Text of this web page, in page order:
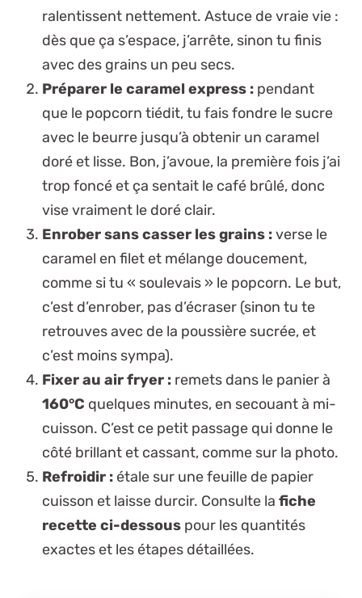
ralentissent nettement. Astuce de vraie vie :
dès que ça s’espace, j’arrête, sinon tu finis
avec des grains un peu secs.
Préparer le caramel express : pendant
que le popcorn tiédit, tu fais fondre le sucre
avec le beurre jusqu’à obtenir un caramel
doré et lisse. Bon, j’avoue, la première fois j’ai
trop foncé et ça sentait le café brûlé, donc
vise vraiment le doré clair.
Enrober sans casser les grains :verse le
caramel en filet et mélange doucement,
comme si tu « soulevais » le popcorn. Le but,
c’est d’enrober, pas d’écraser (sinon tu te
retrouves avec de la poussière sucrée, et
c’est moins sympa).
Fixer au air fryer : remets dans le panier à
160°C quelques minutes, en secouant à mi-
cuisson. C’est ce petit passage qui donne le
côté brillant et cassant, comme sur la photo.
Refroidir : étale sur une feuille de papier
cuisson et laisse durcir. Consulte la fiche
recette ci-dessous pour les quantités
exactes et les étapes détaillées.